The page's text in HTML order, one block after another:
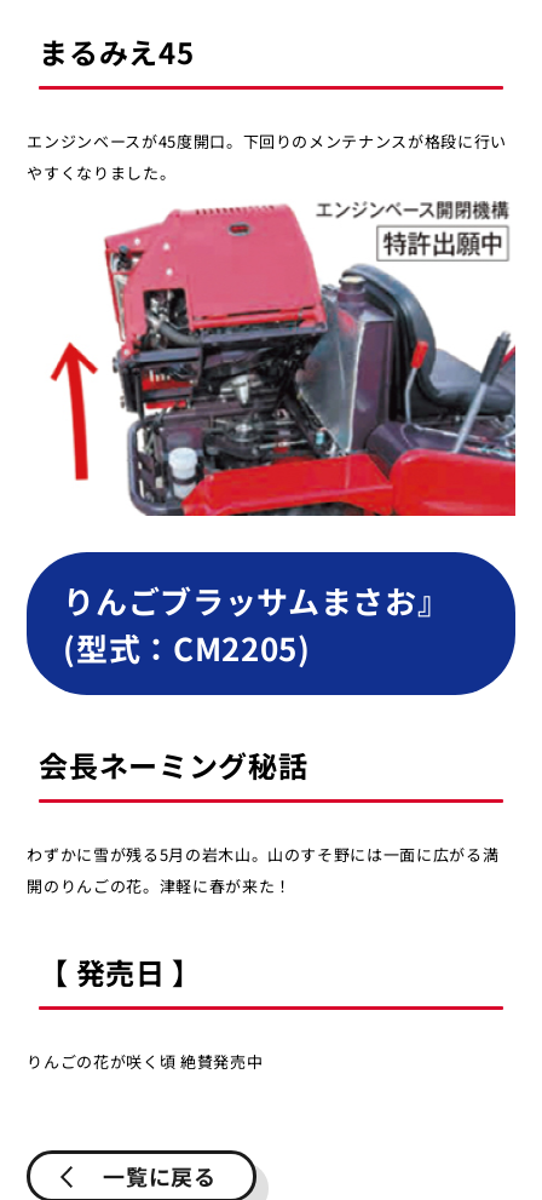
まるみえ45
エンジンベースが45度開口。下回りのメンテナンスが格段に行い
やすくなりました。
りんごブラッサムまさお』
(型式：CM2205)
会長ネーミング秘話
わずかに雪が残る5月の岩木山。山のすそ野には一面に広がる満
開のりんごの花。津軽に春が来た！
【 発売日 】
りんごの花が咲く頃 絶賛発売中
一覧に戻る